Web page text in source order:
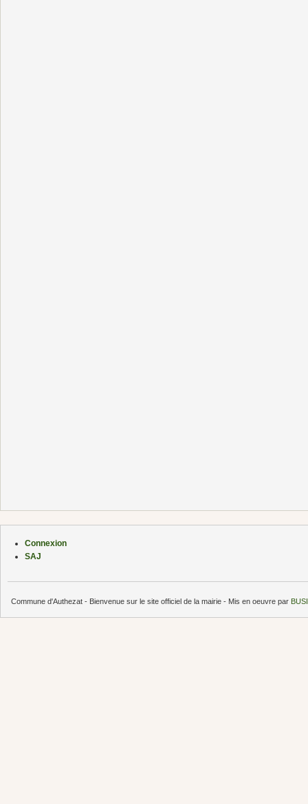
Connexion
SAJ
Commune d'Authezat - Bienvenue sur le site officiel de la mairie - Mis en oeuvre par